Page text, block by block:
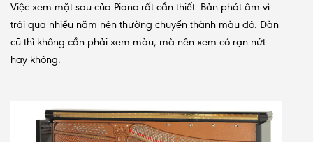
Việc xem mặt sau của Piano rất cần thiết. Bản phát âm vì
trải qua nhiều năm nên thường chuyển thành màu đỏ. Đàn
cũ thì không cần phải xem màu, mà nên xem có rạn nứt
hay không.